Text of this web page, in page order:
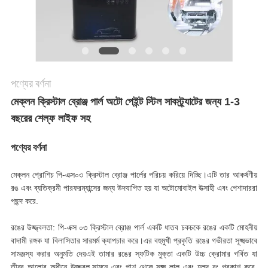
পণ্যের বর্ণনা
মেক্লন ক্রিস্টাল ব্রোঞ্জ পার্ল অটো পেইন্ট স্টিল সাবস্ট্র্যাটের জন্য 1-3
বছরের শেল্ফ লাইফ সহ
পণ্যের বর্ণনা
মেক্লন প্রোশিচ পি-এক্স০৩ ক্রিস্টাল ব্রোঞ্জ পার্লের পরিচয় করিয়ে দিচ্ছি।এটি তার আকর্ষণীয়
রঙ এবং ব্যতিক্রমী পারফরম্যান্সের জন্য উদযাপিত হয় যা অটোমোবাইল উত্সাহী এবং পেশাদাররা
পছন্দ করে.
রঙের উজ্জ্বলতা: পি-এক্স ০৩ ক্রিস্টাল ব্রোঞ্জ পার্ল একটি ধাতব চকচকে রঙের একটি মোহনীয়
বাদামী রঙ্গক যা বিলাসিতার সারমর্ম ক্যাপচার করে।এর বহুমুখী প্রকৃতি রঙের গভীরতা সূক্ষ্মভাবে
সামঞ্জস্য করার অনুমতি দেয়এই তামার রঙের স্ফটিক মুক্তা একটি উচ্চ ক্রোমার গর্বিত যা